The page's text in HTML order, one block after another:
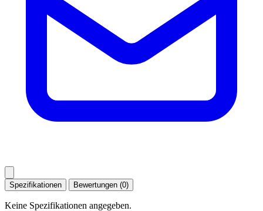
Spezifikationen Bewertungen (0)
Keine Spezifikationen angegeben.